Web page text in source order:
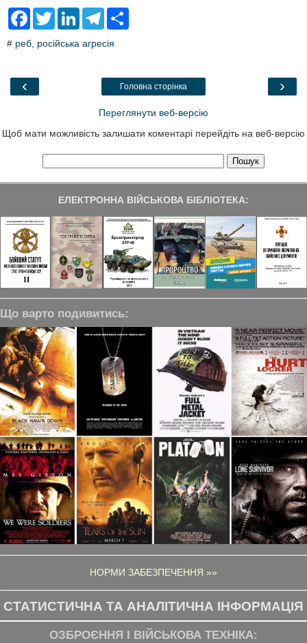
F
e
o
T
t
L
k
T
e
a
# реб російська агресія
‹ ›
Головна сторінка
Переглянути веб-версію
Щоб мати можливість залишати коментарі перейдіть на веб-версію
ЕЛЕКТРОННА ВІЙСЬКОВА БІБЛІОТЕКА:
Що варто подивитись:
НОРМИ ЗАБЕЗПЕЧЕННЯ »»
СТАТИСТИЧНА ТА АНАЛІТИЧНА ІНФОРМАЦІЯ
ОЗБРОЄННЯ І ВІЙСЬКОВА ТЕХНІКА: